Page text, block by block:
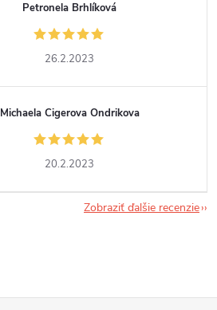
Petronela Brhlíková
26.2.2023
Michaela Cigerova Ondrikova
20.2.2023
Zobraziť ďalšie recenzie